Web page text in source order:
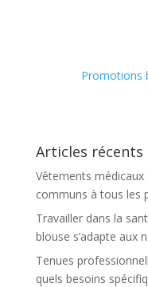
Promotions
Articles récents
Vêtements
communs à tous les
Travailler dans la
blouse s’adapte aux
Tenues
quels besoins